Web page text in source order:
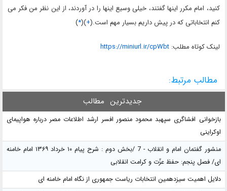
کنید، امام مکرر اینها گفتند، خیلی وسیع اینها را در آوردند، از این نظر من فکر می
کنم انتخاباتی که در پیش داریم بسیار مهم است.(+
)(
*
)
لينک کوتاه مطلب:https://miniurl.ir/cpWbt
مطالب مرتبط:
جدیدترین مطالب
بازخوانی افشاگری سپهبد محمود منصور افسر ارشد اطلاعات مصر درباره هواپیمای
اوکراینی
منشور گفتمان امام و انقلاب - 7 /بخش دوم : شرح پیام ۱۰ خرداد ۱۳۶۹ امام خامنه
ای/ فصل پنجم: حفظ عزّت و کرامت انقلابی
دلایل اهمیت سیزدهمین انتخابات ریاست جمهوری از نگاه امام خامنه ای